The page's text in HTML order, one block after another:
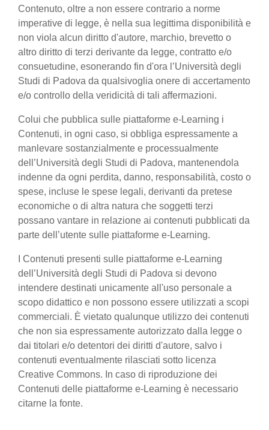
Contenuto, oltre a non essere contrario a norme
imperative di legge, è nella sua legittima disponibilità e
non viola alcun diritto d'autore, marchio, brevetto o
altro diritto di terzi derivante da legge, contratto e/o
consuetudine, esonerando fin d'ora l’Università degli
Studi di Padova da qualsivoglia onere di accertamento
e/o controllo della veridicità di tali affermazioni.
Colui che pubblica sulle piattaforme e-Learning i
Contenuti, in ogni caso, si obbliga espressamente a
manlevare sostanzialmente e processualmente
dell’Università degli Studi di Padova, mantenendola
indenne da ogni perdita, danno, responsabilità, costo o
spese, incluse le spese legali, derivanti da pretese
economiche o di altra natura che soggetti terzi
possano vantare in relazione ai contenuti pubblicati da
parte dell’utente sulle piattaforme e-Learning.
I Contenuti presenti sulle piattaforme e-Learning
dell’Università degli Studi di Padova si devono
intendere destinati unicamente all'uso personale a
scopo didattico e non possono essere utilizzati a scopi
commerciali. È vietato qualunque utilizzo dei contenuti
che non sia espressamente autorizzato dalla legge o
dai titolari e/o detentori dei diritti d'autore, salvo i
contenuti eventualmente rilasciati sotto licenza
Creative Commons. In caso di riproduzione dei
Contenuti delle piattaforme e-Learning è necessario
citarne la fonte.